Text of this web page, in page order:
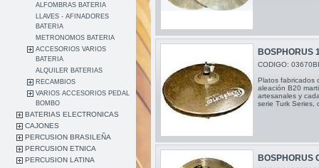
ALFOMBRAS BATERIA
LLAVES - AFINADORES
BATERIA
METRONOMOS BATERIA
ACCESORIOS VARIOS
BATERIA
ALQUILER BATERIAS
RECAMBIOS
VARIOS ACCESORIOS PEDAL
BOMBO
BATERIAS ELECTRONICAS
CAJONES
PERCUSION BRASILEÑA
PERCUSION ETNICA
PERCUSION LATINA
BOSPHORUS
CODIGO:
Platos fabricados
aleación B20
artesanales y
serie Turk Series,
BOSPHORUS